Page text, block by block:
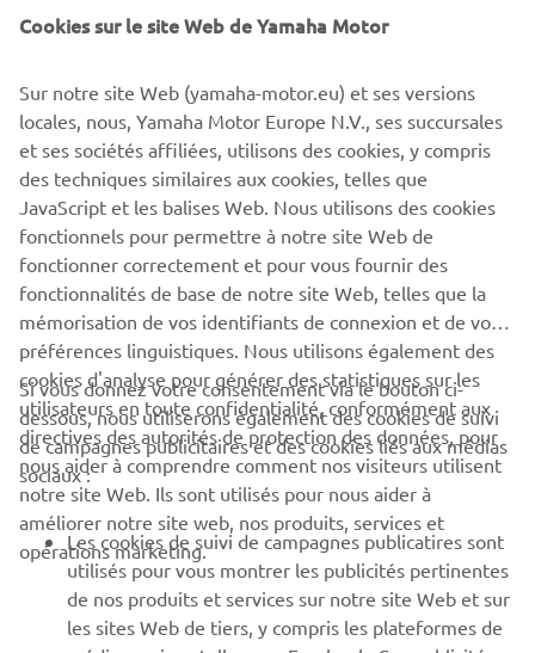
Chaque individu a sa propre interprétation du
motocyclisme. De nos jours, il est facile de découvrir les
aventures des amateurs et des professionnels du
motocyclisme grâce aux médias sociaux. Nous aimons
citer nos pilotes préférés et raconter leur histoire.
En savoir plus
CORPORATE
PROS & B2B
PLUS YAMAHA
SUPPORT
Cookies sur le site Web de Yamaha Motor
Sur notre site Web (yamaha-motor.eu) et ses versions
locales, nous, Yamaha Motor Europe N.V., ses succursales
et ses sociétés affiliées, utilisons des cookies, y compris
des techniques similaires aux cookies, telles que
JavaScript et les balises Web. Nous utilisons des cookies
fonctionnels pour permettre à notre site Web de
fonctionner correctement et pour vous fournir des
fonctionnalités de base de notre site Web, telles que la
mémorisation de vos identifiants de connexion et de vos
préférences linguistiques. Nous utilisons également des
cookies d'analyse pour générer des statistiques sur les
utilisateurs en toute confidentialité, conformément aux
directives des autorités de protection des données, pour
nous aider à comprendre comment nos visiteurs utilisent
notre site Web. Ils sont utilisés pour nous aider à
améliorer notre site web, nos produits, services et
opérations marketing.
Si vous donnez votre consentement via le bouton ci-
dessous, nous utiliserons également des cookies de suivi
de campagnes publicitaires et des cookies liés aux médias
sociaux :
Les cookies de suivi de campagnes publicatires sont
utilisés pour vous montrer les publicités pertinentes
de nos produits et services sur notre site Web et sur
les sites Web de tiers, y compris les plateformes de